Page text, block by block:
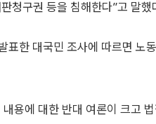
청구권 등을 침해한다”고 말했
표한 대국민 조사에 따르면 노
내용에 대한 반대 여론이 크고